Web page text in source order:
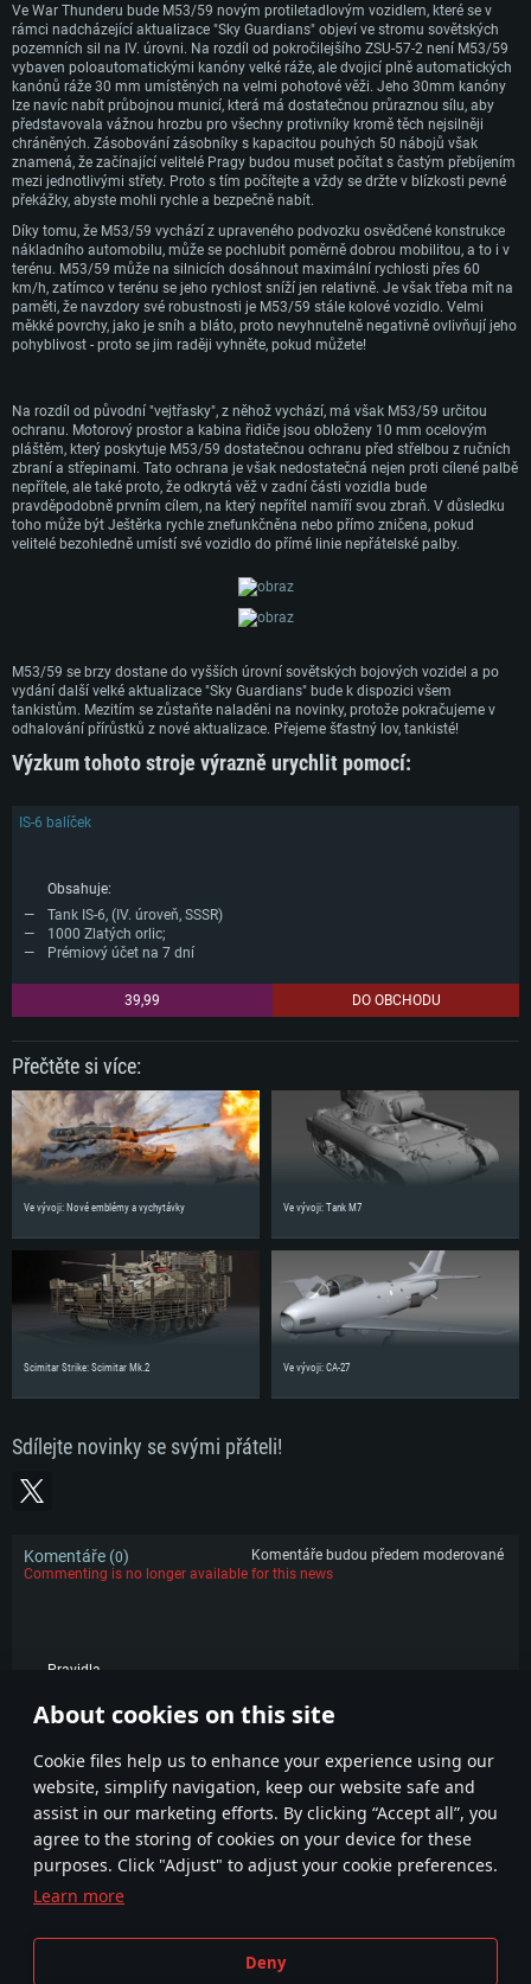
About cookies on this site
Сookie files help us to enhance your experience using our
website, simplify navigation, keep our website safe and
assist in our marketing efforts. By clicking “Accept all”, you
agree to the storing of cookies on your device for these
purposes. Click "Adjust" to adjust your cookie preferences.
Learn more
Deny
SYSTÉMOVÉ POŽADAVKY
PC
Mac
Minimální
OS: Windows 10 (64bitový)
Procesor: Dual-Core 2.2 GHz
Operační paměť: 4 GB
GTX 660. Minimální podporované rozlišení hry je 720p
Připojení: Širokopásmové připojení
Místo na disku: 22,1 GB
Doporučené
OS: Windows 10/11 (64bitový)
Procesor: Intel Core i5 nebo Ryzen 5 3600 a lepší
570 a lepší
Připojení: Širokopásmové připojení
Místo na disku: 62,2 GB
Minimální
OS: Mac OS Big Sur 11.0 nebo novější
Procesor: Core i5 (Intel Xeon není podporován)
Operační paměť: 6 GB
od AMD/Nvidia pro Mac. Minimální podporované rozlišení hry je 720p v
případě použití Metal.
Místo na disku: 22,1 GB
Doporučené
OS: Mac OS Big Sur 11.0 nebo novější
Grafická karta: Radeon Vega II nebo výkonnější s podporou Metal.
Připojení: Širokopásmové připojení
Místo na disku: 62,2 GB
Minimální
OS: Většina moderních 64bitových distribucí Linuxu
Procesor: Dual-Core 2.4 GHz
Operační paměť: 4 GB
staršími, než půl roku) / srovnatelná karta AMD s nejnovějšími
proprietárními ovladači (ne staršími, než půl roku); minimální podporované
rozlišení hry je 720p) a s podporou Vulcan.
Připojení: Širokopásmové připojení
Místo na disku: 22,1 GB
Doporučené
Grafická karta: NVIDIA 1060 s nejnovějšími proprietárními ovladači (ne
staršími, než půl roku) / srovnatelná karta AMD (Radeon RX 570) s
nejnovějšími proprietárními ovladači (ne staršími, než půl roku) a s
podporou Vulcan.
Připojení: Širokopásmové připojení
Přibližně ve stejné době však československá armáda dospěla k závěru, že je
třeba pořídit nové samohybné protiletadlové vozidlo. V důsledku toho bylo
rozhodnuto použít nedávno zprovozněný PLDvK vz. 53 a namontovat jej na
mobilní platformu. Jako podvozek byl zvolen nákladní vůz Praga V3S, který byl
v té době velmi rozšířený. Po úpravách bylo v roce 1959 dokončeno nové
protiletadlové vozidlo pod označením Praga PLDvK vz. 53/59 „Ještěrka“ a bylo
rychle uvedeno do výzbroje.
Kromě služby ve vlasti se Praga používala i v dalších zemích Varšavské
smlouvy a také v zemích mimo vojenskou alianci. Ještěrka byla také hojně
exportována na Blízký východ, kde se účastnila četných konfliktů s libyjskými,
egyptskými a iráckými ozbrojenými silami.
Ve War Thunderu bude M53/59 novým protiletadlovým vozidlem, které se v
rámci nadcházející aktualizace "Sky Guardians" objeví ve stromu sovětských
pozemních sil na IV. úrovni. Na rozdíl od pokročilejšího ZSU-57-2 není M53/59
vybaven poloautomatickými kanóny velké ráže, ale dvojicí plně automatických
kanónů ráže 30 mm umístěných na velmi pohotové věži. Jeho 30mm kanóny
lze navíc nabít průbojnou municí, která má dostatečnou průraznou sílu, aby
představovala vážnou hrozbu pro všechny protivníky kromě těch nejsilněji
chráněných. Zásobování zásobníky s kapacitou pouhých 50 nábojů však
znamená, že začínající velitelé Pragy budou muset počítat s častým přebíjením
mezi jednotlivými střety. Proto s tím počítejte a vždy se držte v blízkosti pevné
překážky, abyste mohli rychle a bezpečně nabít.
Díky tomu, že M53/59 vychází z upraveného podvozku osvědčené konstrukce
nákladního automobilu, může se pochlubit poměrně dobrou mobilitou, a to i v
terénu. M53/59 může na silnicích dosáhnout maximální rychlosti přes 60
km/h, zatímco v terénu se jeho rychlost sníží jen relativně. Je však třeba mít na
paměti, že navzdory své robustnosti je М53/59 stále kolové vozidlo. Velmi
měkké povrchy, jako je sníh a bláto, proto nevyhnutelně negativně ovlivňují jeho
pohyblivost - proto se jim raději vyhněte, pokud můžete!
Na rozdíl od původní "vejtřasky", z něhož vychází, má však M53/59 určitou
ochranu. Motorový prostor a kabina řidiče jsou obloženy 10 mm ocelovým
pláštěm, který poskytuje M53/59 dostatečnou ochranu před střelbou z ručních
zbraní a střepinami. Tato ochrana je však nedostatečná nejen proti cílené palbě
nepřítele, ale také proto, že odkrytá věž v zadní části vozidla bude
pravděpodobně prvním cílem, na který nepřítel namíří svou zbraň. V důsledku
toho může být Ještěrka rychle znefunkčněna nebo přímo zničena, pokud
velitelé bezohledně umístí své vozidlo do přímé linie nepřátelské palby.
M53/59 se brzy dostane do vyšších úrovní sovětských bojových vozidel a po
vydání další velké aktualizace "Sky Guardians" bude k dispozici všem
tankistům. Mezitím se zůstaňte naladěni na novinky, protože pokračujeme v
odhalování přírůstků z nové aktualizace. Přejeme šťastný lov, tankisté!
Výzkum tohoto stroje výrazně urychlit pomocí:
IS-6 balíček
Obsahuje:
Tank IS-6, (IV. úroveň, SSSR)
1000 Zlatých orlic;
Prémiový účet na 7 dní
39,99 DO OBCHODU
Přečtěte si více:
Ve vývoji: Nové emblémy a vychytávky Ve vývoji: Tank M7
Scimitar Strike: Scimitar Mk.2 Ve vývoji: CA-27
Sdílejte novinky se svými přáteli!
Komentáře (0)
Komentáře budou předem moderované
Commenting is no longer available for this news
Pravidla
POPULÁRNÍ
Smluvní podmínky
Nastavení souborů cookie